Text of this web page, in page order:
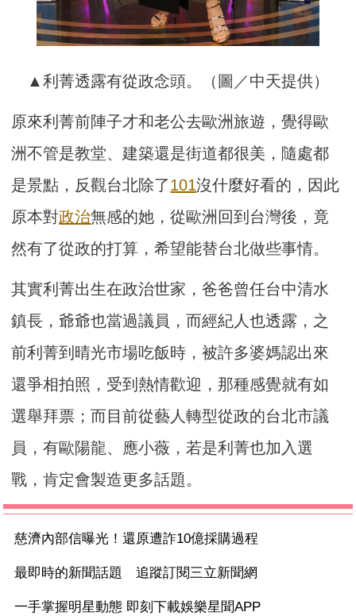
▲利菁透露有從政念頭。（圖／中天提供）
原來利菁前陣子才和老公去歐洲旅遊，覺得歐
洲不管是教堂、建築還是街道都很美，隨處都
是景點，反觀台北除了101沒什麼好看的，因此
原本對政治無感的她，從歐洲回到台灣後，竟
然有了從政的打算，希望能替台北做些事情。
其實利菁出生在政治世家，爸爸曾任台中清水
鎮長，爺爺也當過議員，而經紀人也透露，之
前利菁到晴光市場吃飯時，被許多婆媽認出來
還爭相拍照，受到熱情歡迎，那種感覺就有如
選舉拜票；而目前從藝人轉型從政的台北市議
員，有歐陽龍、應小薇，若是利菁也加入選
戰，肯定會製造更多話題。
慈濟內部信曝光！還原遭詐10億採購過程
最即時的新聞話題 追蹤訂閱三立新聞網
一手掌握明星動態 即刻下載娛樂星聞APP